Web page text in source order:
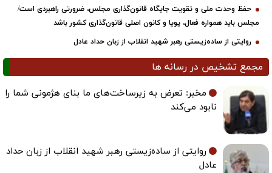
حفظ وحدت ملی و تقویت جایگاه قانون‌گذاری مجلس، ضرورتی راهبردی است/
مجلس باید همواره فعال، پویا و کانون اصلی قانون‌گذاری کشور باشد
روایتی از ساده‌زیستی رهبر شهید انقلاب از زبان حداد عادل
مجمع تشخیص در رسانه ها
مخبر: تعرض به زیرساخت‌های ما بنای هژمونی شما را
نابود می‌کند
روایتی از ساده‌زیستی رهبر شهید انقلاب از زبان حداد
عادل